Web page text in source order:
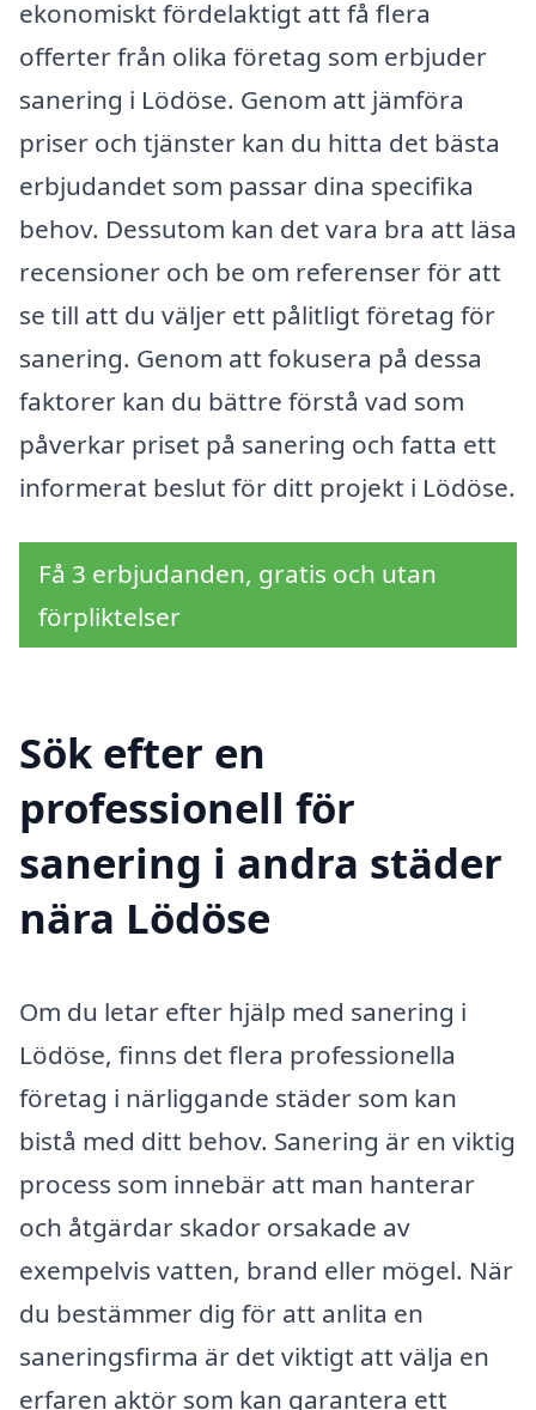
ekonomiskt fördelaktigt att få flera
offerter från olika företag som erbjuder
sanering i Lödöse. Genom att jämföra
priser och tjänster kan du hitta det bästa
erbjudandet som passar dina specifika
behov. Dessutom kan det vara bra att läsa
recensioner och be om referenser för att
se till att du väljer ett pålitligt företag för
sanering. Genom att fokusera på dessa
faktorer kan du bättre förstå vad som
påverkar priset på sanering och fatta ett
informerat beslut för ditt projekt i Lödöse.
Få 3 erbjudanden, gratis och utan
förpliktelser
Sök efter en
professionell för
sanering i andra städer
nära Lödöse
Om du letar efter hjälp med sanering i
Lödöse, finns det flera professionella
företag i närliggande städer som kan
bistå med ditt behov. Sanering är en viktig
process som innebär att man hanterar
och åtgärdar skador orsakade av
exempelvis vatten, brand eller mögel. När
du bestämmer dig för att anlita en
saneringsfirma är det viktigt att välja en
erfaren aktör som kan garantera ett